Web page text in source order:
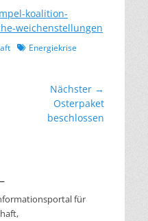
koalition-
weichenstellungen
Schlagworte
Energiekrise
Nächster →
Osterpaket
beschlossen
für